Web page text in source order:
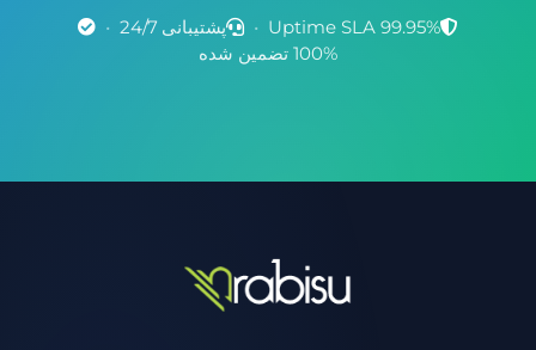
99.95% Uptime SLA
• پشتیبانی 24/7
•
100% تضمین شده